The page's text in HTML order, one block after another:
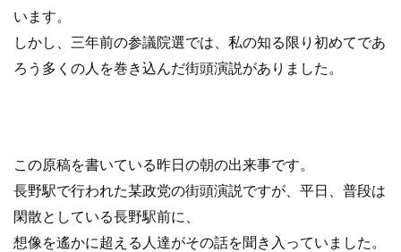
います。
しかし、三年前の参議院選では、私の知る限り初めてであ
ろう多くの人を巻き込んだ街頭演説がありました。
この原稿を書いている昨日の朝の出来事です。
長野駅で行われた某政党の街頭演説ですが、平日、普段は
閑散としている長野駅前に、
想像を遙かに超える人達がその話を聞き入っていました。